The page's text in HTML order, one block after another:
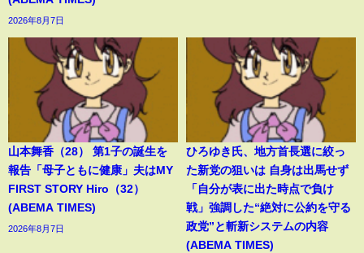
2026年8月7日
山本舞香（28） 第1子の誕生を
報告「母子ともに健康」夫はMY
FIRST STORY Hiro（32）
(ABEMA TIMES)
2026年8月7日
ひろゆき氏、地方首長選に絞っ
た新党の狙いは 自身は出馬せず
「自分が表に出た時点で負け
戦」強調した“絶対に公約を守る
政党”と斬新システムの内容
(ABEMA TIMES)